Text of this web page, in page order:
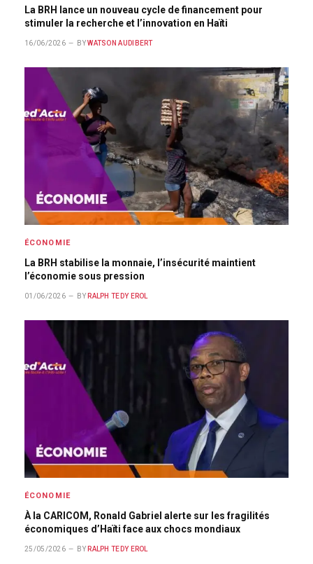
La BRH lance un nouveau cycle de financement pour
stimuler la recherche et l’innovation en Haïti
16/06/2026 BY WATSON AUDIBERT
ÉCONOMIE
La BRH stabilise la monnaie, l’insécurité maintient
l’économie sous pression
01/06/2026 BY RALPH TEDY EROL
ÉCONOMIE
À la CARICOM, Ronald Gabriel alerte sur les fragilités
économiques d’Haïti face aux chocs mondiaux
25/05/2026 BY RALPH TEDY EROL